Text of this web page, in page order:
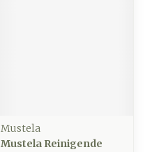
Mustela
Mustela Reinigende